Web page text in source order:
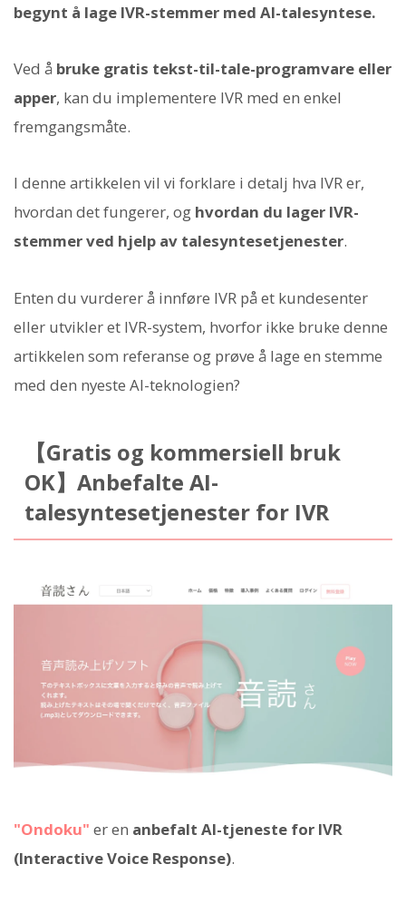
begynt å lage IVR-stemmer med AI-talesyntese.
Ved å bruke gratis tekst-til-tale-programvare eller
apper, kan du implementere IVR med en enkel
fremgangsmåte.
I denne artikkelen vil vi forklare i detalj hva IVR er,
hvordan det fungerer, og hvordan du lager IVR-
stemmer ved hjelp av talesyntesetjenester.
Enten du vurderer å innføre IVR på et kundesenter
eller utvikler et IVR-system, hvorfor ikke bruke denne
artikkelen som referanse og prøve å lage en stemme
med den nyeste AI-teknologien?
【Gratis og kommersiell bruk
OK】Anbefalte AI-
talesyntesetjenester for IVR
"Ondoku" er en anbefalt AI-tjeneste for IVR
(Interactive Voice Response).